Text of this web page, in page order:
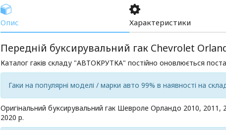
Опис Характеристики
Передній буксирувальний гак Chevrolet
Каталог гаків складу "АВТОКРУТКА" постійно оновлюється
Гаки на популярні моделі / марки авто 99% в наявності на
Оригінальний буксирувальний гак Шевроле Орландо 2010, 2011,
2020 р.